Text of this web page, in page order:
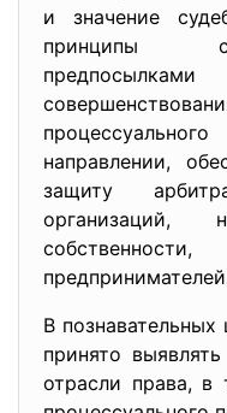
и значение
принципы
направлении,
защиту
В
принято
отрасли права, в